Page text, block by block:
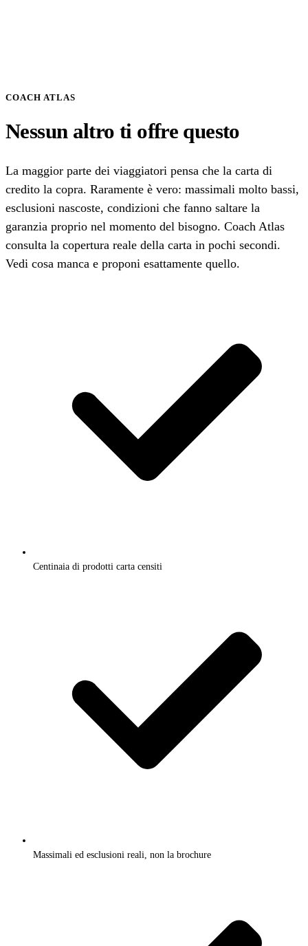
COACH ATLAS
Nessun altro ti offre questo
La maggior parte dei viaggiatori pensa che la carta di
credito la copra. Raramente è vero: massimali molto bassi,
esclusioni nascoste, condizioni che fanno saltare la
garanzia proprio nel momento del bisogno. Coach Atlas
consulta la copertura reale della carta in pochi secondi.
Vedi cosa manca e proponi esattamente quello.
Centinaia di prodotti carta censiti
Massimali ed esclusioni reali, non la brochure